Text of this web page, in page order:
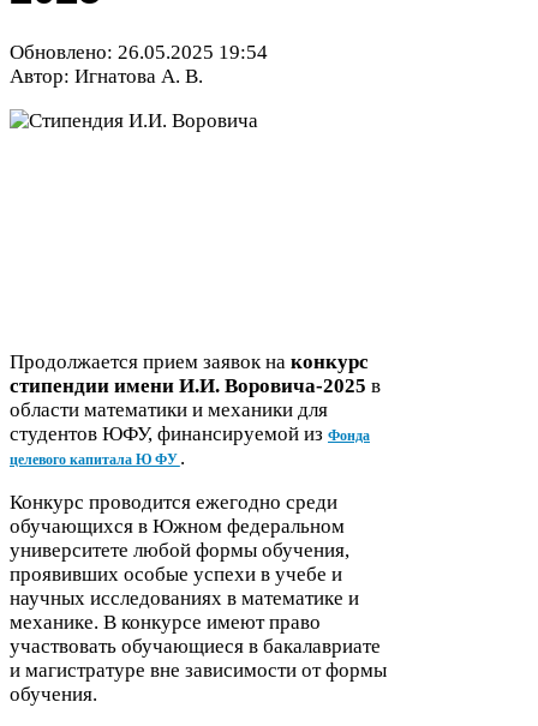
Обновлено: 26.05.2025 19:54
Автор: Игнатова А. В.
Продолжается прием заявок на конкурс
стипендии имени И.И. Воровича-​2025 в
области математики и механики для
студентов ЮФУ, финансируемой из Фонда
целевого капитала ЮФУ .
Конкурс проводится ежегодно среди
обучающихся в Южном федеральном
университете любой формы обучения,
проявивших особые успехи в учебе и
научных исследованиях в математике и
механике. В конкурсе имеют право
участвовать обучающиеся в бакалавриате
и магистратуре вне зависимости от формы
обучения.